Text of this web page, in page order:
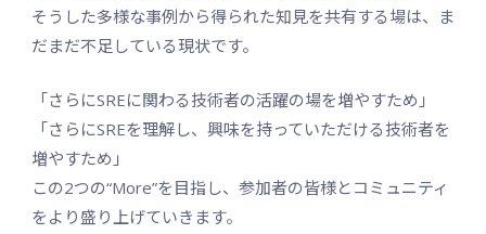
そうした多様な事例から得られた知見を共有する場は、ま
だまだ不足している現状です。
「さらにSREに関わる技術者の活躍の場を増やすため」
「さらにSREを理解し、興味を持っていただける技術者を
増やすため」
この2つの“More”を目指し、参加者の皆様とコミュニティ
をより盛り上げていきます。